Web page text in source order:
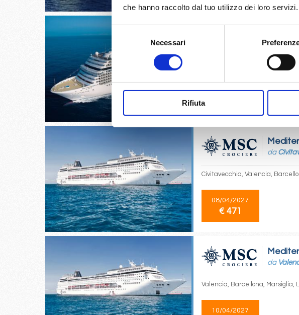
che hanno raccolto dal tuo utilizzo dei loro servizi.
Selezione
consenso
Necessari
Rifiuta
da
Valencia, Barcellona, Marsiglia,
14/11/2026
da
Civitavecchia, Valencia,
08/04/2027
€ 471
da
Valencia, Barcellona, Marsiglia,
10/04/2027